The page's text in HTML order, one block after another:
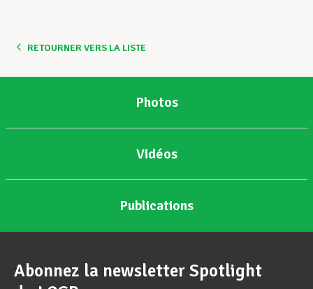
RETOURNER VERS LA LISTE
Photos
Vidéos
Publications
Abonnez la newsletter Spotlight